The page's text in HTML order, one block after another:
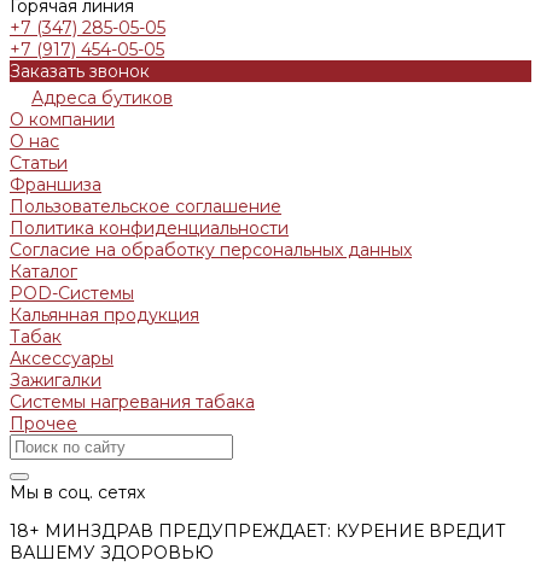
Горячая линия
+7 (347) 285-05-05
+7 (917) 454-05-05
Заказать звонок
Адреса бутиков
О компании
О нас
Статьи
Франшиза
Пользовательское соглашение
Политика конфиденциальности
Согласие на обработку персональных данных
Каталог
POD-Системы
Кальянная продукция
Табак
Аксессуары
Зажигалки
Системы нагревания табака
Прочее
Мы в соц. сетях
18+ МИНЗДРАВ ПРЕДУПРЕЖДАЕТ: КУРЕНИЕ ВРЕДИТ
ВАШЕМУ ЗДОРОВЬЮ